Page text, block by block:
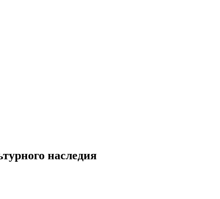
наследия